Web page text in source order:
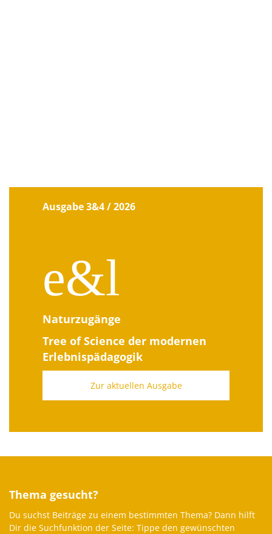
Ausgabe 3&4 / 2026
e&l
Naturzugänge
Tree of Science der modernen
Erlebnispädagogik
Zur aktuellen Ausgabe
Thema gesucht?
Du suchst Beiträge zu einem bes­timmten The­ma? Dann hil­ft
Dir die Such­funk­tion der Seite: Tippe den gewün­scht­en